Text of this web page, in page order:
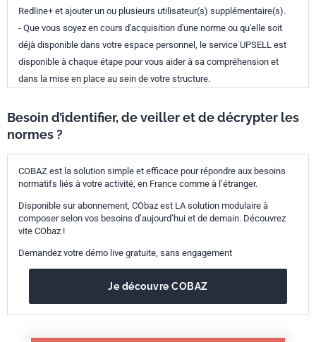
Redline+ et ajouter un ou plusieurs utilisateur(s) supplémentaire(s).
- Que vous soyez en cours d'acquisition d'une norme ou qu'elle soit
déjà disponible dans votre espace personnel, le service UPSELL est
disponible à chaque étape pour vous aider à sa compréhension et
dans la mise en place au sein de votre structure.
Besoin d’identifier, de veiller et de décrypter les
normes ?
COBAZ est la solution simple et efficace pour répondre aux besoins
normatifs liés à votre activité, en France comme à l’étranger.
Disponible sur abonnement, CObaz est LA solution modulaire à
composer selon vos besoins d’aujourd’hui et de demain. Découvrez
vite CObaz !
Demandez votre démo live gratuite, sans engagement
Je découvre COBAZ